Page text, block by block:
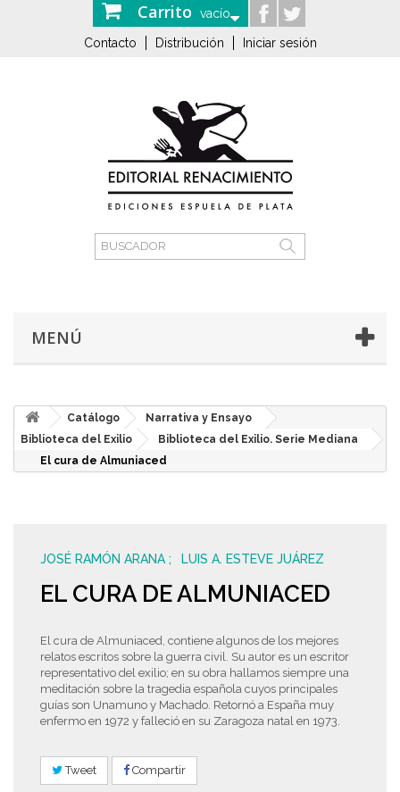
Carrito vacío
Contacto Distribución Iniciar sesión
MENÚ
Catálogo
Narrativa y Ensayo
Biblioteca del Exilio
Biblioteca del Exilio. Serie Mediana
El cura de Almuniaced
JOSÉ RAMÓN ARANA LUIS A. ESTEVE JUÁREZ
EL CURA DE ALMUNIACED
El cura de Almuniaced, contiene algunos de los mejores
relatos escritos sobre la guerra civil. Su autor es un escritor
representativo del exilio; en su obra hallamos siempre una
meditación sobre la tragedia española cuyos principales
guías son Unamuno y Machado. Retornó a España muy
enfermo en 1972 y falleció en su Zaragoza natal en 1973.
Tweet Compartir